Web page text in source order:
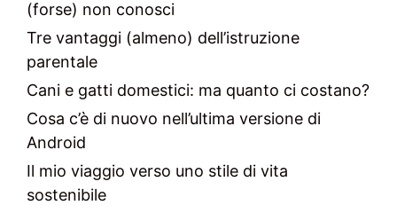
(forse) non conosci
Tre vantaggi (almeno) dell’istruzione
parentale
Cani e gatti domestici: ma quanto ci costano?
Cosa c’è di nuovo nell’ultima versione di
Android
Il mio viaggio verso uno stile di vita
sostenibile